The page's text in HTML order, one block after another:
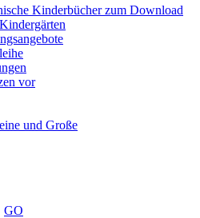
Kinderbücher zum Download
vor
und Große
GO